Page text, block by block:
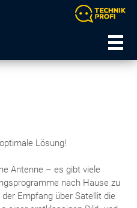
Lösung!
Antenne – es gibt viele
nach Hause zu
Empfang über Satellit die